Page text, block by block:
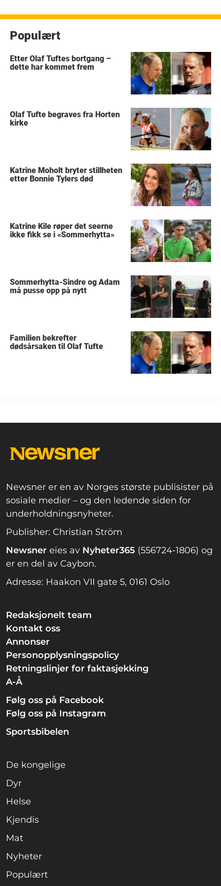
Populært
Etter Olaf Tuftes bortgang –
dette har kommet frem
Olaf Tufte begraves fra Horten
kirke
Katrine Moholt bryter stillheten
etter Bonnie Tylers død
Katrine Kile røper det seerne
ikke fikk se i «Sommerhytta»
Sommerhytta-Sindre og Adam
må pusse opp på nytt
Familien bekrefter
dødsårsaken til Olaf Tufte
Newsner er en av Norges største publisister på
sosiale medier – og den ledende siden for
underholdningsnyheter.
Publisher: Christian Ström
Newsner eies av Nyheter365 (556724-1806) og
er en del av Caybon.
Adresse: Haakon VII gate 5, 0161 Oslo
Redaksjonelt team
Kontakt oss
Annonser
Personopplysningspolicy
Retningslinjer for faktasjekking
A-Å
Følg oss på Facebook
Følg oss på Instagram
Sportsbibelen
De kongelige
Dyr
Helse
Kjendis
Mat
Nyheter
Populært